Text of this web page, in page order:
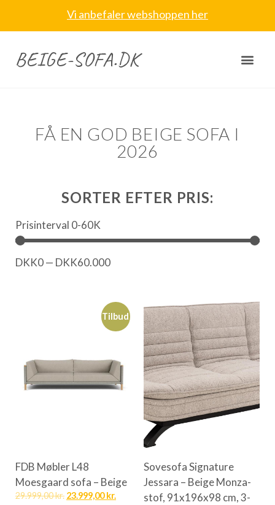
Vi anbefaler webshoppen her
BEIGE-SOFA.DK
FÅ EN GOD BEIGE SOFA I
2026
SORTER EFTER PRIS:
Prisinterval 0-60K
DKK0— DKK60.000
Tilbud
FDB Møbler L48
Moesgaard sofa – Beige
29.999,00kr. 23.999,00kr.
Sovesofa Signature
Jessara – Beige Monza-
stof, 91x196x98 cm, 3-